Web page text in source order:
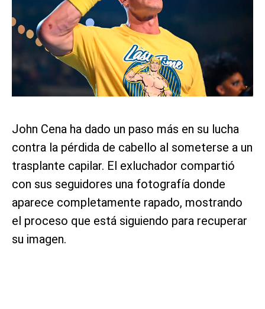
John Cena ha dado un paso más en su lucha
contra la pérdida de cabello al someterse a un
trasplante capilar. El exluchador compartió
con sus seguidores una fotografía donde
aparece completamente rapado, mostrando
el proceso que está siguiendo para recuperar
su imagen.